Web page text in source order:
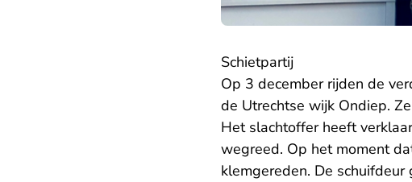
Schietpartij
Op 3 december rijden de
de Utrechtse wijk Ondiep.
Het slachtoffer heeft
wegreed. Op het moment
klemgereden. De